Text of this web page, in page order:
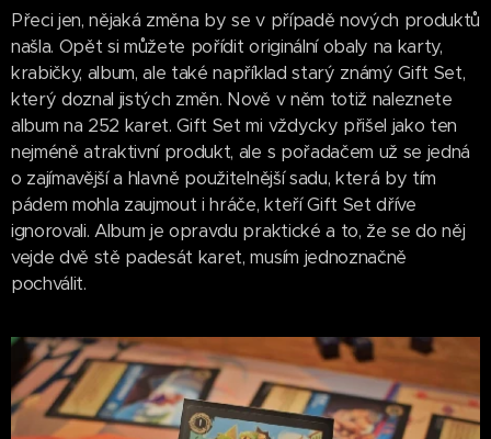
Přeci jen, nějaká změna by se v případě nových produktů
našla. Opět si můžete pořídit originální obaly na karty,
krabičky, album, ale také například starý známý Gift Set,
který doznal jistých změn. Nově v něm totiž naleznete
album na 252 karet. Gift Set mi vždycky přišel jako ten
nejméně atraktivní produkt, ale s pořadačem už se jedná
o zajímavější a hlavně použitelnější sadu, která by tím
pádem mohla zaujmout i hráče, kteří Gift Set dříve
ignorovali. Album je opravdu praktické a to, že se do něj
vejde dvě stě padesát karet, musím jednoznačně
pochválit.